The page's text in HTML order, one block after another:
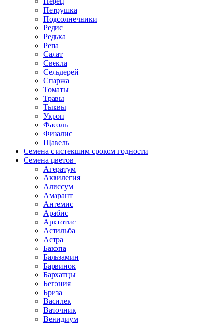
Петрушка
Подсолнечники
Редис
Редька
Репа
Салат
Свекла
Сельдерей
Спаржа
Томаты
Травы
Тыквы
Укроп
Фасоль
Физалис
Щавель
Семена с истекшим сроком годности
Семена цветов
Агератум
Аквилегия
Алиссум
Амарант
Антемис
Арабис
Арктотис
Астильба
Астра
Бакопа
Бальзамин
Барвинок
Бархатцы
Бегония
Бриза
Василек
Ваточник
Венидиум